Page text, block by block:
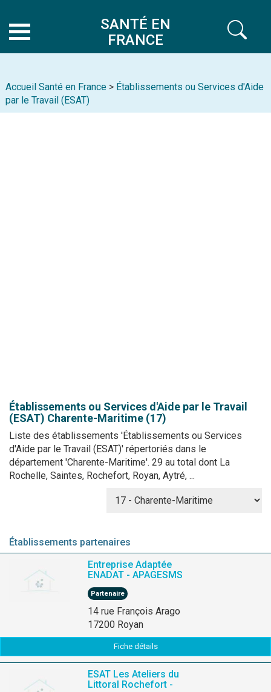
SANTÉ EN
FRANCE
Accueil Santé en France > Établissements ou Services d'Aide
par le Travail (ESAT)
Établissements ou Services d'Aide par le Travail
(ESAT) Charente-Maritime (17)
Liste des établissements 'Établissements ou Services
d'Aide par le Travail (ESAT)' répertoriés dans le
département 'Charente-Maritime'. 29 au total dont La
Rochelle, Saintes, Rochefort, Royan, Aytré, ...
Établissements partenaires
Entreprise Adaptée
ENADAT - APAGESMS
Partenaire
14 rue François Arago
17200 Royan
Fiche détails
ESAT Les Ateliers du
Littoral Rochefort -